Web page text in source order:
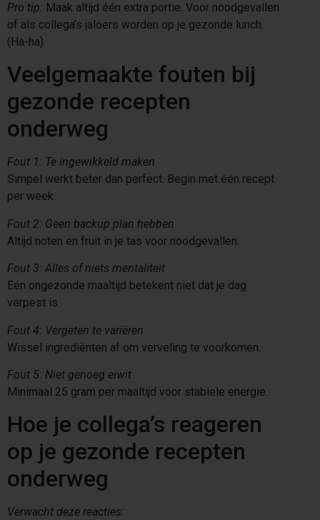
Pro tip: Maak altijd één extra portie. Voor noodgevallen
of als collega’s jaloers worden op je gezonde lunch.
(Ha-ha)
Veelgemaakte fouten bij
gezonde recepten
onderweg
Fout 1: Te ingewikkeld maken
Simpel werkt beter dan perfect. Begin met één recept
per week.
Fout 2: Geen backup plan hebben
Altijd noten en fruit in je tas voor noodgevallen.
Fout 3: Alles of niets mentaliteit
Eén ongezonde maaltijd betekent niet dat je dag
verpest is.
Fout 4: Vergeten te variëren
Wissel ingrediënten af om verveling te voorkomen.
Fout 5: Niet genoeg eiwit
Minimaal 25 gram per maaltijd voor stabiele energie.
Hoe je collega’s reageren
op je gezonde recepten
onderweg
Verwacht deze reacties: